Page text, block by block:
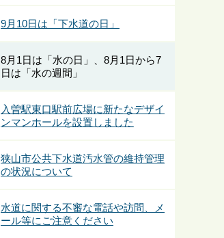
9月10日は「下水道の日」
8月1日は「水の日」、8月1日から7
日は「水の週間」
入曽駅東口駅前広場に新たなデザイ
ンマンホールを設置しました
狭山市公共下水道汚水管の維持管理
の状況について
水道に関する不審な電話や訪問、メ
ール等にご注意ください